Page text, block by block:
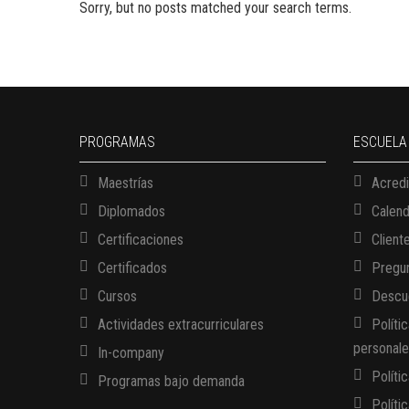
Sorry, but no posts matched your search terms.
PROGRAMAS
Maestrías
Diplomados
Certificaciones
Certificados
Cursos
Actividades extracurriculares
In-company
Programas bajo demanda